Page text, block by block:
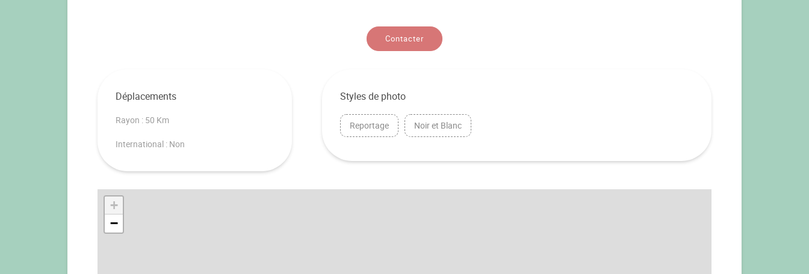
Contacter
Déplacements
Rayon : 50 Km
International : Non
Styles de photo
Reportage Noir et Blanc
+
−